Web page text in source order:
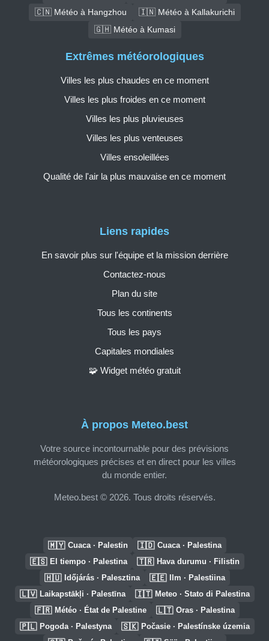
🇨🇳 Météo à Hangzhou
🇮🇳 Météo à Kallakurichi
🇬🇭 Météo à Kumasi
À propos Meteo.best
Votre source incontournable pour des prévisions
météorologiques précises et en direct pour les villes
du monde entier.
Meteo.best © 2026. Tous droits réservés.
Liens rapides
En savoir plus sur l'équipe et la mission derrière
Contactez-nous
Plan du site
Tous les continents
Tous les pays
Capitales mondiales
🧩 Widget météo gratuit
Extrêmes météorologiques
Villes les plus chaudes en ce moment
Villes les plus froides en ce moment
Villes les plus pluvieuses
Villes les plus venteuses
Villes ensoleillées
Qualité de l'air la plus mauvaise en ce moment
🇲🇾 Cuaca · Palestin 🇮🇩 Cuaca · Palestina
🇪🇸 El tiempo · Palestina 🇹🇷 Hava durumu · Filistin
🇭🇺 Időjárás · Palesztina 🇪🇪 Ilm · Palestiina
🇱🇻 Laikapstākļi · Palestīna 🇮🇹 Meteo · Stato di Palestina
🇫🇷 Météo · État de Palestine 🇱🇹 Oras · Palestina
🇵🇱 Pogoda · Palestyna 🇸🇰 Počasie · Palestínske územia